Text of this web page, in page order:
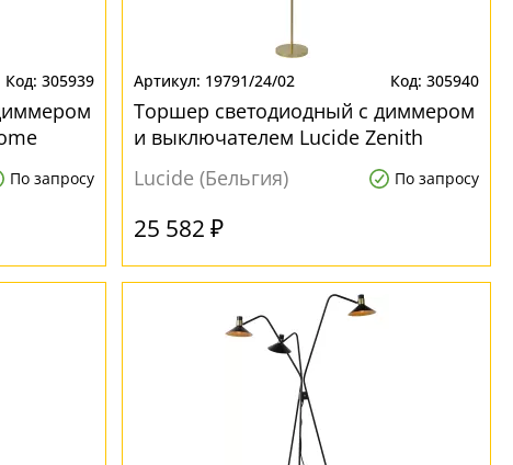
305939
По запросу
19791/24/02 305940
Торшер светодиодный с диммером
и выключателем Lucide Zenith
19791/24/02 для кабинета
Lucide (Бельгия) По запросу
25 582 ₽